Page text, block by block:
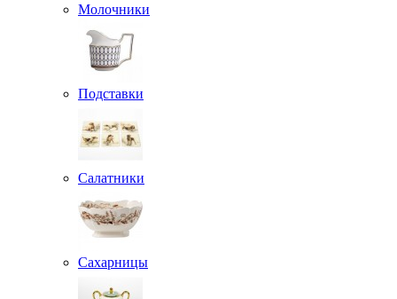
Молочники
Подставки
Салатники
Сахарницы